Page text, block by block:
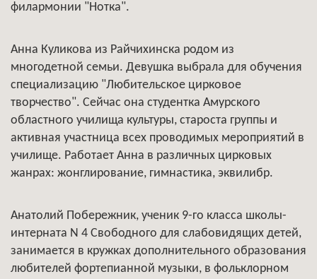
филармонии "Нотка".
Анна Куликова из Райчихинска родом из
многодетной семьи. Девушка выбрала для обучения
специализацию "Любительское цирковое
творчество". Сейчас она студентка Амурского
областного училища культуры, староста группы и
активная участница всех проводимых мероприятий в
училище. Работает Анна в различных цирковых
жанрах: жонглирование, гимнастика, эквилибр.
Анатолий Побережник, ученик 9-го класса школы-
интерната N 4 Свободного для слабовидящих детей,
занимается в кружках дополнительного образования
любителей фортепианной музыки, в фольклорном